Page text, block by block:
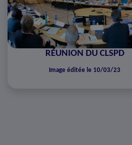
RÉUNION DU CLSPD
Image éditée le 10/03/23